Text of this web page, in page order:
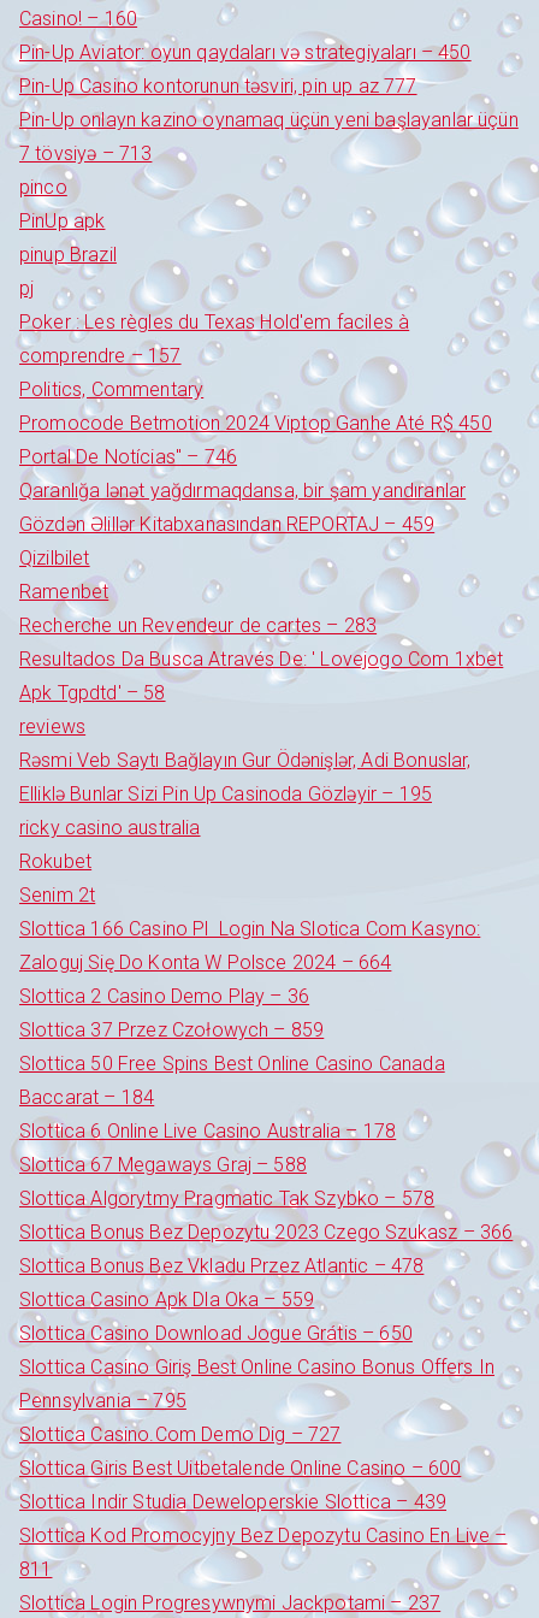
Casino! – 160
Pin-Up Aviator: oyun qaydaları və strategiyaları – 450
Pin-Up Casino kontorunun təsviri, pin up az 777
Pin-Up onlayn kazino oynamaq üçün yeni başlayanlar üçün
7 tövsiyə – 713
pinco
PinUp apk
pinup Brazil
pj
Poker : Les règles du Texas Hold'em faciles à
comprendre – 157
Politics, Commentary
Promocode Betmotion 2024 Viptop Ganhe Até R$ 450
Portal De Notícias" – 746
Qaranlığa lənət yağdırmaqdansa, bir şam yandıranlar
Gözdən Əlillər Kitabxanasından REPORTAJ – 459
Qizilbilet
Ramenbet
Recherche un Revendeur de cartes – 283
Resultados Da Busca Através De: ' Lovejogo Com 1xbet
Apk Tgpdtd' – 58
reviews
Rəsmi Veb Saytı Bağlayın️ Gur Ödənişlər, Adi Bonuslar,
Elliklə Bunlar Sizi Pin Up Casinoda Gözləyir – 195
ricky casino australia
Rokubet
Senim 2t
Slottica 166 Casino Pl ️ Login Na Slotica Com Kasyno:
Zaloguj Się Do Konta W Polsce 2024 – 664
Slottica 2 Casino Demo Play – 36
Slottica 37 Przez Czołowych – 859
Slottica 50 Free Spins Best Online Casino Canada
Baccarat – 184
Slottica 6 Online Live Casino Australia – 178
Slottica 67 Megaways Graj – 588
Slottica Algorytmy Pragmatic Tak Szybko – 578
Slottica Bonus Bez Depozytu 2023 Czego Szukasz – 366
Slottica Bonus Bez Vkladu Przez Atlantic – 478
Slottica Casino Apk Dla Oka – 559
Slottica Casino Download Jogue Grátis – 650
Slottica Casino Giriş Best Online Casino Bonus Offers In
Pennsylvania – 795
Slottica Casino.Com Demo Dig – 727
Slottica Giris Best Uitbetalende Online Casino – 600
Slottica Indir Studia Deweloperskie Slottica – 439
Slottica Kod Promocyjny Bez Depozytu Casino En Live –
811
Slottica Login Progresywnymi Jackpotami – 237